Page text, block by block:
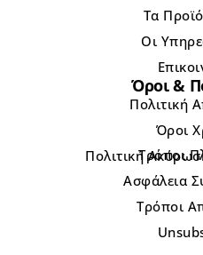
Τα
Οι
Όροι &
Πολιτική
Όροι
ΠολιτικήΤρόποι
Ασφάλεια
Τρόποι